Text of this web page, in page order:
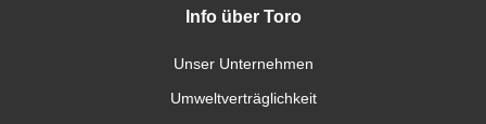
Info über Toro
Unser Unternehmen
Umweltverträglichkeit